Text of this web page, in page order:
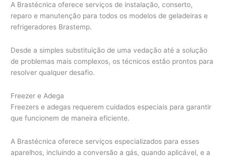
A Brastécnica oferece serviços de instalação, conserto,
reparo e manutenção para todos os modelos de geladeiras e
refrigeradores Brastemp.
Desde a simples substituição de uma vedação até a solução
de problemas mais complexos, os técnicos estão prontos para
resolver qualquer desafio.
Freezer e Adega
Freezers e adegas requerem cuidados especiais para garantir
que funcionem de maneira eficiente.
A Brastécnica oferece serviços especializados para esses
aparelhos, incluindo a conversão a gás, quando aplicável, e a